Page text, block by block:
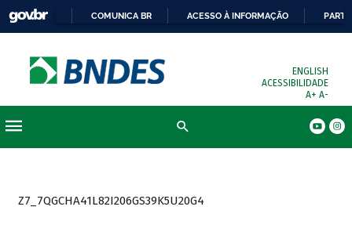
COMUNICA BR ACESSO À INFORMAÇÃO
ENGLISH
ACESSIBILIDADE
A+ A-
Z7_7QGCHA41L82I206GS39K5U20G4